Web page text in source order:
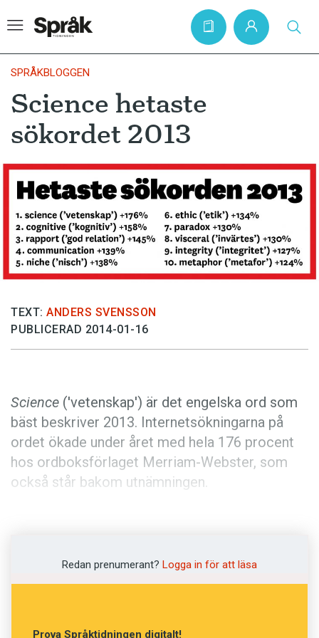
Hem
Artiklar
Krönikor
Språkfrågor
Skrivtips
Bokrecensioner
Kviss
Anmäl till språkpolisen
Föreslå nyord
Prenumerera
Läs Språktidningen digitalt
Press
SPRÅKBLOGGEN
Science hetaste
sökordet 2013
TEXT: ANDERS SVENSSON
PUBLICERAD 2014-01-16
Science ('vetenskap') är det engelska ord som
bäst beskriver 2013. Internetsökningarna på
ordet ökade under året med hela 176 procent
hos ordboksförlaget Merriam-Webster, som
också står bakom utnämningen.
vanligaste sökningarna var under 2013
abstrakta substantiv. Trenden går igen från de
Redan prenumerant? Logga in för att läsa
Prova Språktidningen digitalt!